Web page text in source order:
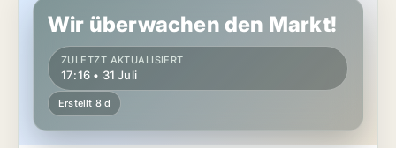
Wir überwachen den Markt!
ZULETZT AKTUALISIERT
17:16 • 31 Juli
Erstellt 8 d